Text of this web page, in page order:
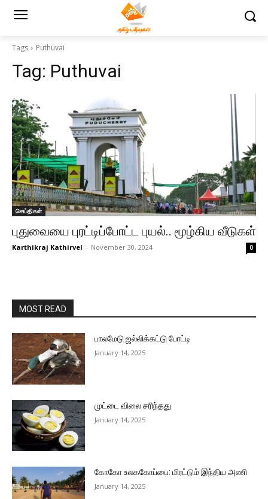
Tags Puthuvai
Tag: Puthuvai
செய்திகள்
புதுவையை புரட்டிப்போட்ட புயல்.. மூழ்கிய வீடுகள்
Karthikraj Kathirvel - November 30, 2024 0
MOST READ
பாலமேடு ஜல்லிக்கட்டு போட்டி
January 14, 2025
முட்டை விலை சரிந்தது
January 14, 2025
கோகோ உலககோப்பை: மிரட்டும் இந்திய அணி
January 14, 2025